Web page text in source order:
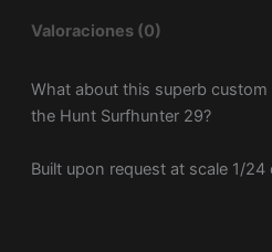
Valoraciones (0)
What about this superb
the Hunt Surfhunter 29?
Built upon request at scale 1/24